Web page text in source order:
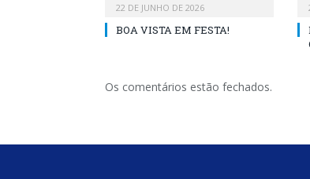
22 DE JUNHO DE 2026
BOA VISTA EM FESTA!
Os comentários estão fechados.